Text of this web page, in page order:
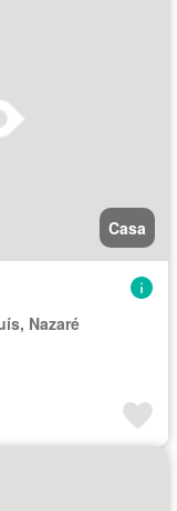
Casa
Nazaré